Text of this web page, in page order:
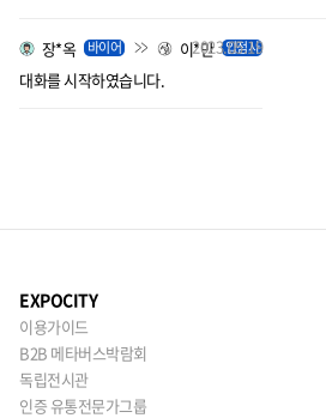
장*옥 바이어 이*만 입점사
대화를 시작하였습니다.
2023.05.19
EXPOCITY
이용가이드
B2B 메타버스박람회
독립전시관
인증 유통전문가그룹